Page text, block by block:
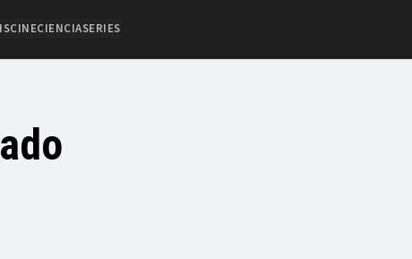
CINECIENCIASERIES